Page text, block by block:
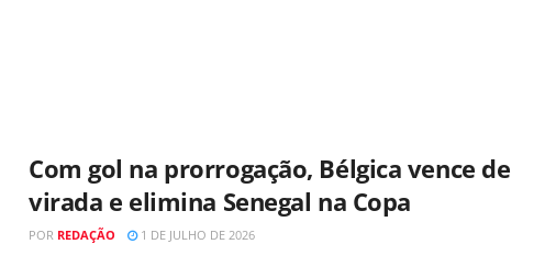
Com gol na prorrogação, Bélgica vence de
virada e elimina Senegal na Copa
POR REDAÇÃO 1 DE JULHO DE 2026